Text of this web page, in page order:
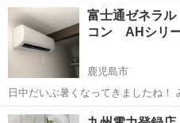
富士通ゼネラ
コン AHシリ
鹿児島市
日中だいぶ暑くなってきましたね！ みなさんいかがお過ごしでしょう
か？ もうすぐ夏本番ですが、 世の中物価高でエアコンの値段も上がっ
鹿児島 鹿児島市 電気工事